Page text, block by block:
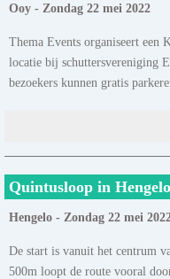
Ooy - Zondag 22 mei 2022
Thema Events organiseert een
locatie bij schuttersvereniging
bezoekers kunnen gratis
Quintusloop in Hengelo
Hengelo - Zondag 22 mei
De start is vanuit het centrum
500m loopt de route vooral